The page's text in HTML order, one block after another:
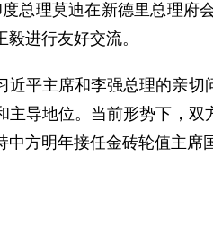
度总理莫迪在新德里总理
进行友好交流。
近平主席和李强总理的亲
主导地位。当前形势下，
中方明年接任金砖轮值主